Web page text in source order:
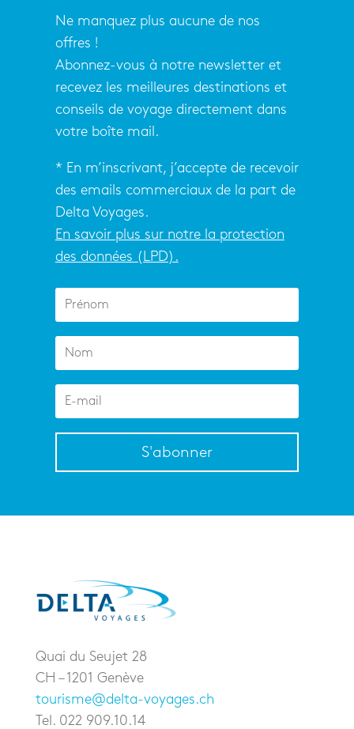
Ne manquez plus aucune de nos
offres !
Abonnez-vous à notre newsletter et
recevez les meilleures destinations et
conseils de voyage directement dans
votre boîte mail.
* En m’inscrivant, j’accepte de recevoir
des emails commerciaux de la part de
Delta Voyages.
En savoir plus sur notre la protection
des données (LPD).
S'abonner
Quai du Seujet 28
CH – 1201 Genève
tourisme@delta-voyages.ch
Tel. 022 909.10.14